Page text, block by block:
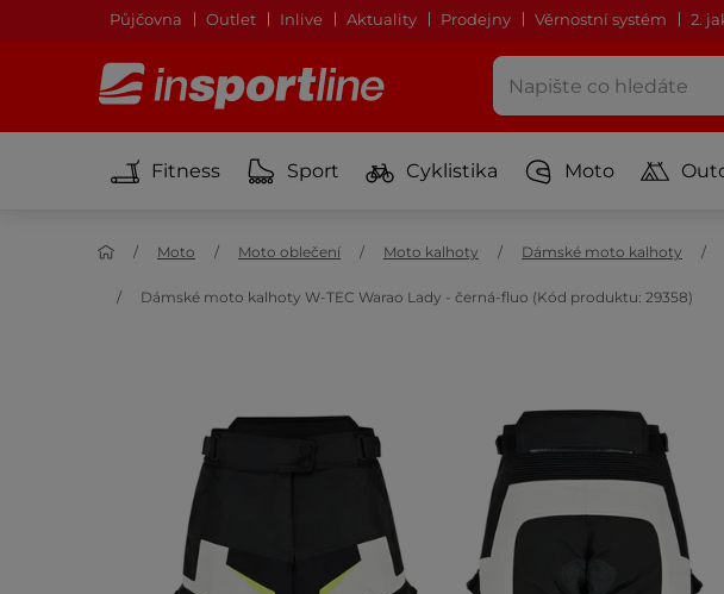
Půjčovna Outlet Inlive Aktuality Prodejny Věrnostní systém 2.
Fitness Sport Cyklistika Moto
Moto Moto oblečení Moto kalhoty Dámské moto kalhoty
Dámské moto kalhoty W-TEC Warao Lady - černá-fluo (Kód produktu: 29358)